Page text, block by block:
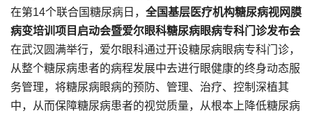
在第14个联合国糖尿病日， 全国基层医疗机构糖尿病视网膜
病变培训项目启动会暨爱尔眼科糖尿病眼病专科门诊发布会
在武汉圆满举行，爱尔眼科通过开设糖尿病眼病专科门诊，
从整个糖尿病患者的病程发展中去进行眼健康的终身动态服
务管理，将糖尿病眼病的预防、管理、治疗、控制深植其
中，从而保障糖尿病患者的视觉质量，从根本上降低糖尿病